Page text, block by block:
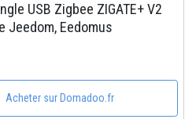
USB Zigbee ZIGATE+ V2
Jeedom, Eedomus
Acheter sur Domadoo.fr